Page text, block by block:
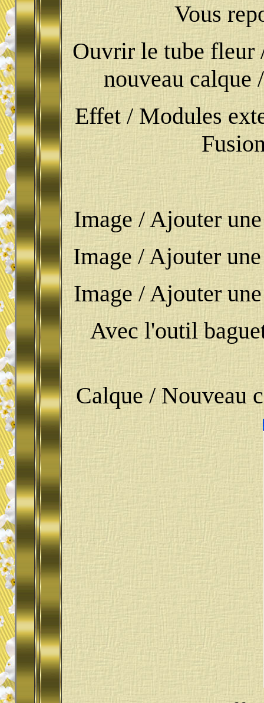
Vous
Ouvrir le tube fleur
nouveau calque
Effet / Modules
Image / Ajouter
Image / Ajouter
Image / Ajouter
Avec l'outil
Calque / Nouveau